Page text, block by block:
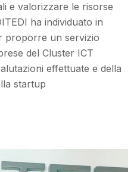
e valorizzare le risorse
ha individuato in
proporre un servizio
del Cluster ICT
effettuate e della
startup